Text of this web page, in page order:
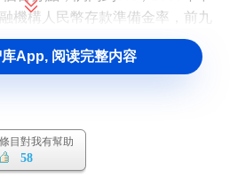
機構人民幣存款準備金率，前九
十次上調1個百分點，到2007年
；2008年1月16日和3月18日中央
款準備金的條件下，依靠提高法
擴張
的效應是有限的，多次提高
App, 阅读完整内容
目對我有幫助
58